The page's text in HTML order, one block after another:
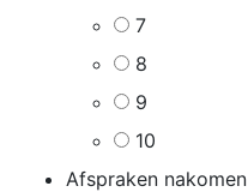
7
8
9
10
Afspraken nakomen